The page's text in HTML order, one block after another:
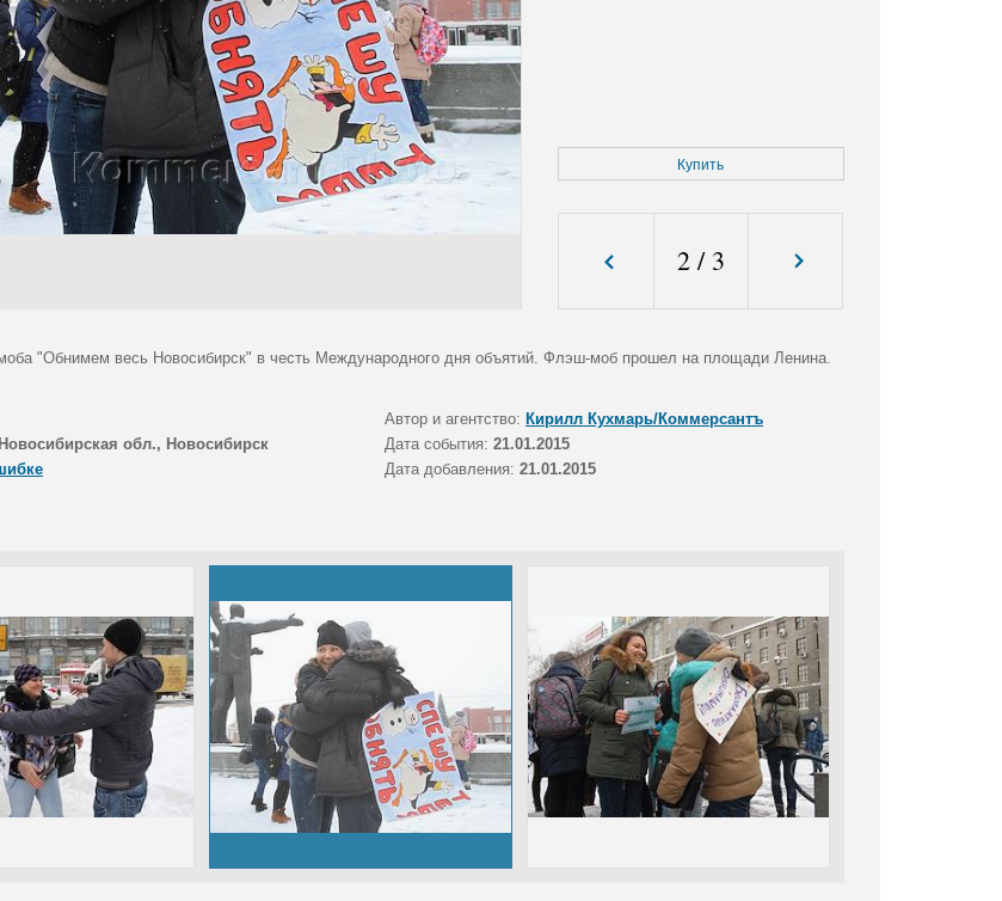
Купить
2/ 3
"Обнимем весь Новосибирск" в честь Международного дня объятий. Флэш-моб прошел на площади Ленина.
Автор и агентство: Кирилл Кухмарь/Коммерсантъ
обл., Новосибирск Дата события: 21.01.2015
Дата добавления: 21.01.2015